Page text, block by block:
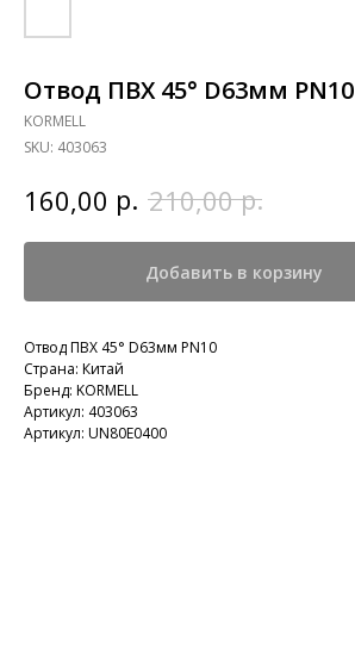
Отвод ПВХ 45° D63мм PN10
KORMELL
SKU: 403063
160,00 р. 210,00 р.
Добавить в корзину
Отвод ПВХ 45° D63мм PN10
Страна: Китай
Бренд: KORMELL
Артикул: 403063
Артикул: UN80E0400